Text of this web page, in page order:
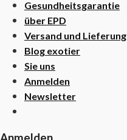
Gesundheitsgarantie
über EPD
Versand und Lieferung
Blog exotier
Sie uns
Anmelden
Newsletter